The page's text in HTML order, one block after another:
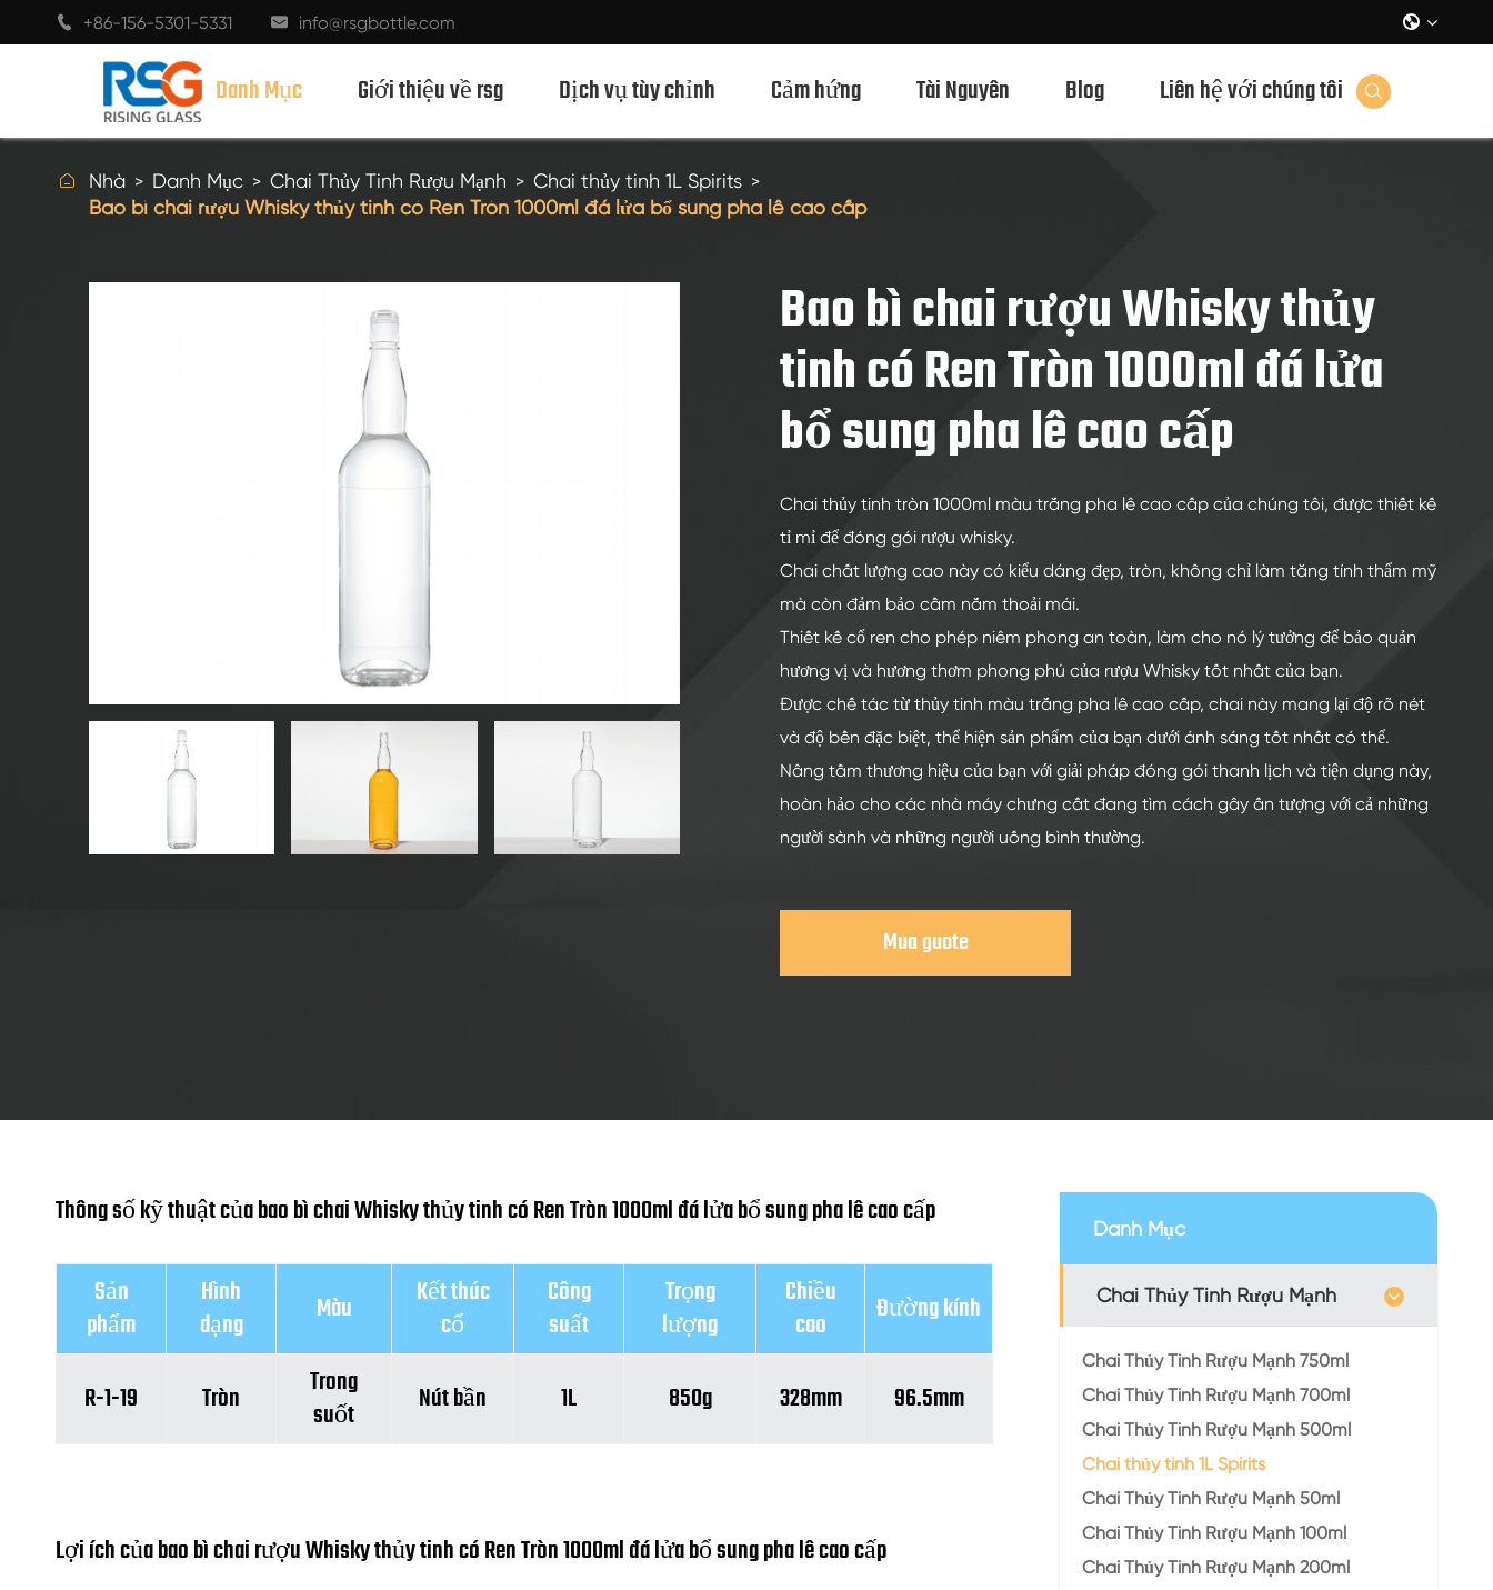
 +86-156-5301-5331  info@rsgbottle.com 
Danh Mục
CHAI RƯỢU THỦY TINH
Chai Thủy Tinh Rượu Mạnh 700ml
Giới thiệu về rsg Dịch vụ tùy chỉnh Cảm hứng Tài Nguyên Blog Liên hệ với chúng tôi 
 Nhà Danh Mục Chai Thủy Tinh Rượu Mạnh
Chai thủy tinh 1L Spirits
Bao bì chai rượu Whisky thủy tinh có Ren Tròn 1000ml đá lửa bổ sung pha lê cao cấp
Bao bì chai rượu Whisky thủy
tinh có Ren Tròn 1000ml đá lửa
bổ sung pha lê cao cấp
Chai thủy tinh tròn 1000ml màu trắng pha lê cao cấp của chúng tôi, được thiết kế
tỉ mỉ để đóng gói rượu whisky.
Chai chất lượng cao này có kiểu dáng đẹp, tròn, không chỉ làm tăng tính thẩm mỹ
mà còn đảm bảo cầm nắm thoải mái.
Thiết kế cổ ren cho phép niêm phong an toàn, làm cho nó lý tưởng để bảo quản
hương vị và hương thơm phong phú của rượu Whisky tốt nhất của bạn.
Được chế tác từ thủy tinh màu trắng pha lê cao cấp, chai này mang lại độ rõ nét
và độ bền đặc biệt, thể hiện sản phẩm của bạn dưới ánh sáng tốt nhất có thể.
Nâng tầm thương hiệu của bạn với giải pháp đóng gói thanh lịch và tiện dụng này,
hoàn hảo cho các nhà máy chưng cất đang tìm cách gây ấn tượng với cả những
người sành và những người uống bình thường.
Mua guote
Thông số kỹ thuật của bao bì chai Whisky thủy tinh có Ren Tròn 1000ml đá lửa bổ sung pha lê cao cấp
Sản
phẩm
Hình
dạng
Màu
Kết thúc
cổ
Công
suất
Trọng
lượng
Chiều
cao
Đường kính
R-1-19 Tròn
Trong
suốt
Nút bần 1L 850g 328mm 96.5mm
Lợi ích của bao bì chai rượu Whisky thủy tinh có Ren Tròn 1000ml đá lửa bổ sung pha lê cao cấp
Danh Mục
Chai Thủy Tinh Rượu Mạnh
Chai Thủy Tinh Rượu Mạnh 750ml
Chai Thủy Tinh Rượu Mạnh 700ml
Chai Thủy Tinh Rượu Mạnh 500ml
Chai thủy tinh 1L Spirits
Chai Thủy Tinh Rượu Mạnh 50ml
Chai Thủy Tinh Rượu Mạnh 100ml
Chai Thủy Tinh Rượu Mạnh 200ml